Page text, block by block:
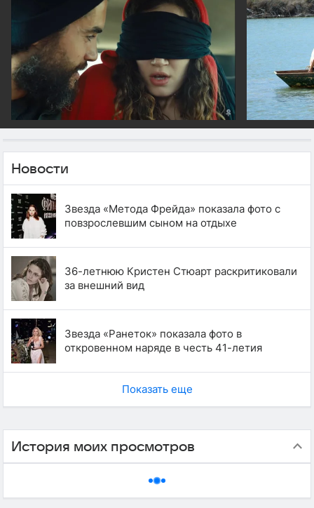
Новости
Звезда «Метода Фрейда» показала фото с
повзрослевшим сыном на отдыхе
36-летнюю Кристен Стюарт раскритиковали
за внешний вид
Звезда «Ранеток» показала фото в
откровенном наряде в честь 41-летия
Показать еще
История моих просмотров